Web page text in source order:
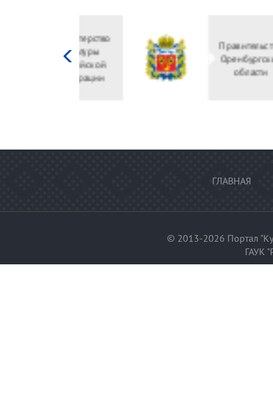
Министерство
культуры
Российской
федерации
ГЛАВНАЯ
© 2013-2026 Портал
ГАУК